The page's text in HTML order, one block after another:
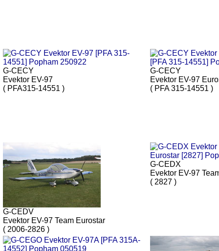
G-CECY
Evektor EV-97
( PFA315-14551 )
G-CECY
Evektor EV-97
( PFA 315-14551 )
G-CEDV
Evektor EV-97 Team Eurostar
( 2006-2826 )
G-CEDX
Evektor EV-97
( 2827 )